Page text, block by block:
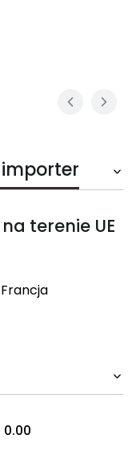
terenie UE
Francja
0.00